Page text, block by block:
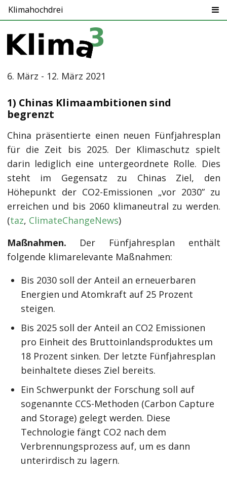
Klimahochdrei
6. März - 12. März 2021
1) Chinas Klimaambitionen sind
begrenzt
China präsentierte einen neuen Fünfjahresplan
für die Zeit bis 2025. Der Klimaschutz spielt
darin lediglich eine untergeordnete Rolle. Dies
steht im Gegensatz zu Chinas Ziel, den
Höhepunkt der CO2-Emissionen „vor 2030” zu
erreichen und bis 2060 klimaneutral zu werden.
(taz, ClimateChangeNews)
Maßnahmen. Der Fünfjahresplan enthält
folgende klimarelevante Maßnahmen:
Bis 2030 soll der Anteil an erneuerbaren
Energien und Atomkraft auf 25 Prozent
steigen.
Bis 2025 soll der Anteil an CO2 Emissionen
pro Einheit des Bruttoinlandsproduktes um
18 Prozent sinken. Der letzte Fünfjahresplan
beinhaltete dieses Ziel bereits.
Ein Schwerpunkt der Forschung soll auf
sogenannte CCS-Methoden (Carbon Capture
and Storage) gelegt werden. Diese
Technologie fängt CO2 nach dem
Verbrennungsprozess auf, um es dann
unterirdisch zu lagern.